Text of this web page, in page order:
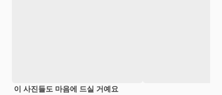
이 사진들도 마음에 드실 거예요